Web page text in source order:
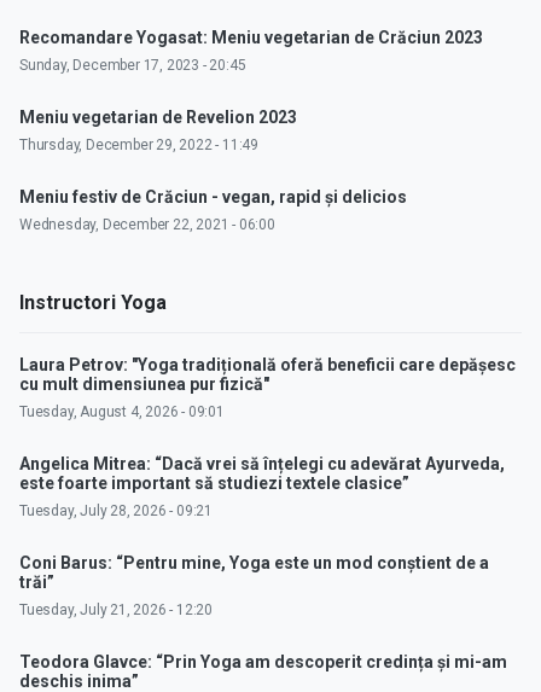
Recomandare Yogasat: Meniu vegetarian de Crăciun 2023
Sunday, December 17, 2023 - 20:45
Meniu vegetarian de Revelion 2023
Thursday, December 29, 2022 - 11:49
Meniu festiv de Crăciun - vegan, rapid și delicios
Wednesday, December 22, 2021 - 06:00
Instructori Yoga
Laura Petrov: "Yoga tradițională oferă beneficii care depășesc
cu mult dimensiunea pur fizică"
Tuesday, August 4, 2026 - 09:01
Angelica Mitrea: “Dacă vrei să înțelegi cu adevărat Ayurveda,
este foarte important să studiezi textele clasice”
Tuesday, July 28, 2026 - 09:21
Coni Barus: “Pentru mine, Yoga este un mod conștient de a
trăi”
Tuesday, July 21, 2026 - 12:20
Teodora Glavce: “Prin Yoga am descoperit credința și mi-am
deschis inima”